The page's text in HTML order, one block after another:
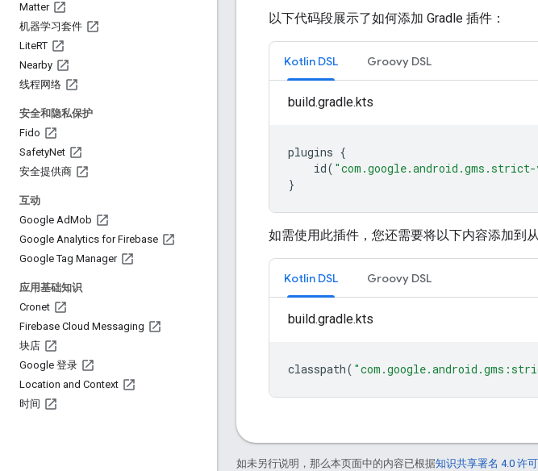
Matter
机器学习套件
LiteRT
Nearby
线程网络
安全和隐私保护
Fido
SafetyNet
安全提供商
互动
Google AdMob
Google Analytics for Firebase
Google Tag Manager
应用基础知识
Cronet
Firebase Cloud Messaging
块店
Google 登录
Location and Context
时间
以下代码段展示了如何添加 Gradle 插件：
Kotlin DSL Groovy DSL
build.gradle.kts
plugins {
id(
}
如需使用此插件，您还需要将以下内容添加到从
Kotlin DSL Groovy DSL
build.gradle.kts
classpath(
如未另行说明，那么本页面中的内容已根据知识共享署名 4.0 许可